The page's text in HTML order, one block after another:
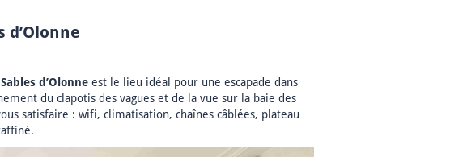
d’Olonne
d’Olonneest le lieu idéal pour une escapade dans
du clapotis des vagues et de la vue sur la baie des
satisfaire : wifi, climatisation, chaînes câblées, plateau